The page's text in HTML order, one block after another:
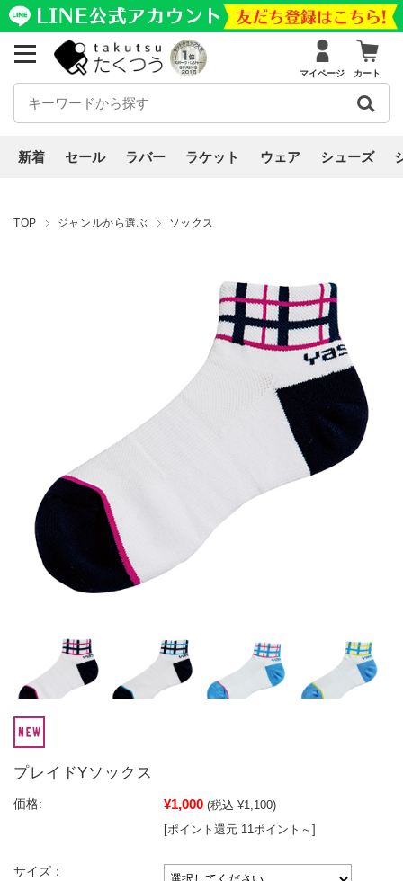
マイページ カート
新着 セール ラバー ラケット ウェア シューズ
TOP ジャンルから選ぶ ソックス
プレイドYソックス
価格: ¥1,000 (税込 ¥1,100)
[ポイント還元 11ポイント～]
サイズ：